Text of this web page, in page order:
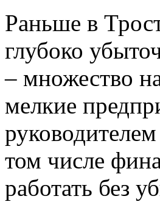
Раньше в
глубоко
– множество
мелкие
том числе
работать без